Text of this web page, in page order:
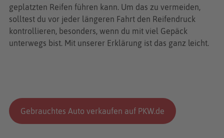
geplatzten Reifen führen kann. Um das zu vermeiden,
solltest du vor jeder längeren Fahrt den Reifendruck
kontrollieren, besonders, wenn du mit viel Gepäck
unterwegs bist. Mit unserer Erklärung ist das ganz leicht.
Gebrauchtes Auto verkaufen auf PKW.de